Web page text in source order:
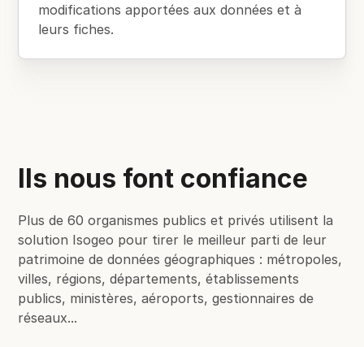
modifications apportées aux données et à
leurs fiches.
Ils nous font confiance
Plus de 60 organismes publics et privés utilisent la
solution Isogeo pour tirer le meilleur parti de leur
patrimoine de données géographiques : métropoles,
villes, régions, départements, établissements
publics, ministères, aéroports, gestionnaires de
réseaux...